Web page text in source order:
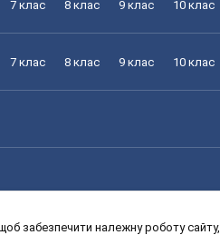
7 клас 8 клас 9 клас 10 клас
7 клас 8 клас 9 клас 10 клас
забезпечити належну роботу сайту,